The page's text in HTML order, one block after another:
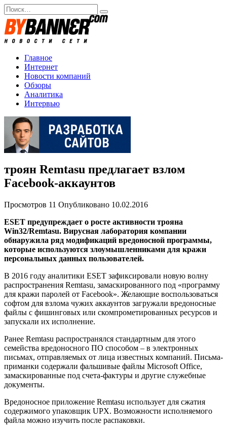
Перейти
к
содержанию
Search
for:
Главное
Интернет
Новости компаний
Обзоры
Аналитика
Интервью
троян Remtasu предлагает взлом
Facebook-аккаунтов
Просмотров 11 Опубликовано 10.02.2016
ESET предупреждает о росте активности трояна
Win32/Remtasu. Вирусная лаборатория компании
обнаружила ряд модификаций вредоносной программы,
которые используются злоумышленниками для кражи
персональных данных пользователей.
В 2016 году аналитики ESET зафиксировали новую волну
распространения Remtasu, замаскированного под «программу
для кражи паролей от Facebook». Желающие воспользоваться
софтом для взлома чужих аккаунтов загружали вредоносные
файлы с фишинговых или скомпрометированных ресурсов и
запускали их исполнение.
Ранее Remtasu распространялся стандартным для этого
семейства вредоносного ПО способом – в электронных
письмах, отправляемых от лица известных компаний. Письма-
приманки содержали фальшивые файлы Microsoft Office,
замаскированные под счета-фактуры и другие служебные
документы.
Вредоносное приложение Remtasu использует для сжатия
содержимого упаковщик UPX. Возможности исполняемого
файла можно изучить после распаковки.